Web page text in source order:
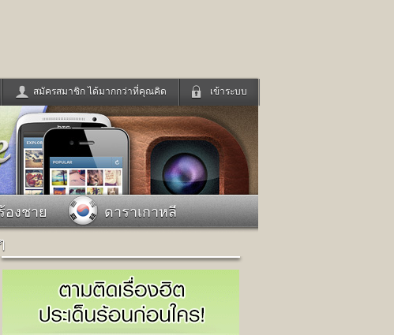
เข้าระบบ
สมัครสมาชิก ได้มากกว่าที่คุณคิด
ดูทีวี
ฟังวิทยุออนไลน์
กฮอส
Glitter
แม่และเด็ก
สัตว์เลี้ยง
ารตกแต่ง
ท่องเที่ยว
Facebook
เข้าระบบด้วย User Kapook
Email
Password
เข้าระบบด้วย Facebook
องชาย
ดาราเกาหลี